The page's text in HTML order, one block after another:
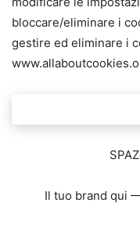
bloccare/eliminare i
gestire ed eliminare i
Il tuo brand qui